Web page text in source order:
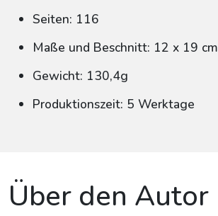
Seiten: 116
Maße und Beschnitt: 12 x 19 cm
Gewicht: 130,4g
Produktionszeit: 5 Werktage
Über den Autor